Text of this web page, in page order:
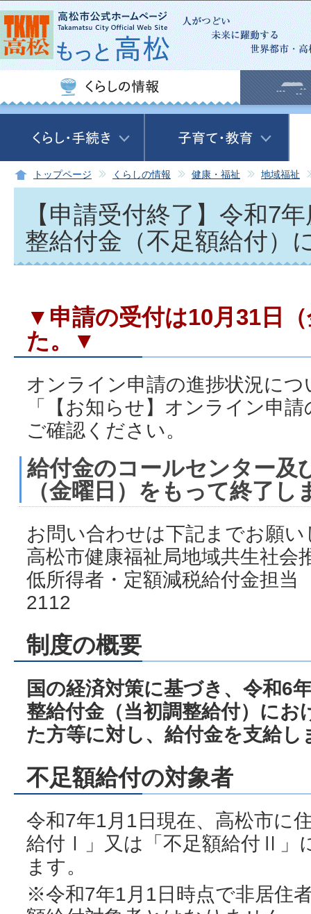
この
トップページ くらしの情報 健康・福祉 地域福祉
【申請受付終了】令和7
整給付金（不足額給付）
▼申請の受付は10月31日
た。▼
オンライン申請の進捗状況に
「【お知らせ】オンライン申
ご確認ください。
給付金のコールセンター及
（金曜日）をもって終了し
お問い合わせは下記までお願
高松市健康福祉局地域共生社会
低所得者・定額減税給付
2112
制度の概要
国の経済対策に基づき、令和6
整給付金（当初調整給付）にお
た方等に対し、給付金を支給し
不足額給付の対象者
令和7年1月1日現在、高松市に
給付Ⅰ」又は「不足額給付Ⅱ」
ます。
※令和7年1月1日時点で非居住